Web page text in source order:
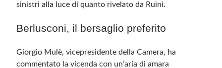
sinistri alla luce di quanto rivelato da Ruini.
Berlusconi, il bersaglio preferito
Giorgio Mulè, vicepresidente della Camera, ha
commentato la vicenda con un’aria di amara